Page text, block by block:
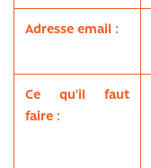
Adresse email :
Ce qu'il faut
faire :